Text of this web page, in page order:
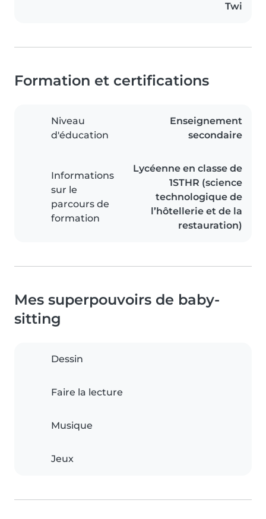
Twi
Formation et certifications
Niveau
d'éducation
Enseignement
secondaire
Informations
sur le
parcours de
formation
Lycéenne en classe de
1STHR (science
technologique de
l’hôtellerie et de la
restauration)
Mes superpouvoirs de baby-
sitting
Dessin
Faire la lecture
Musique
Jeux